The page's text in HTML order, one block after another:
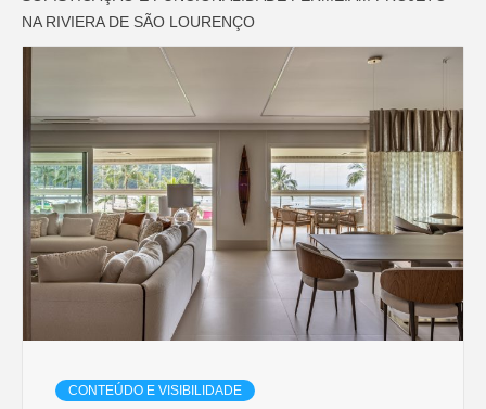
NA RIVIERA DE SÃO LOURENÇO
CONTEÚDO E VISIBILIDADE